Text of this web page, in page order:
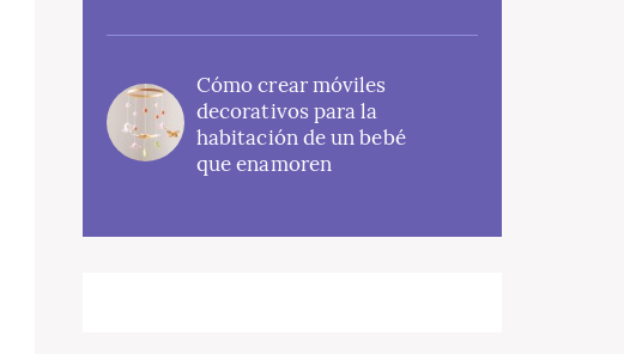
Cómo crear móviles
decorativos para la
habitación de un bebé
que enamoren